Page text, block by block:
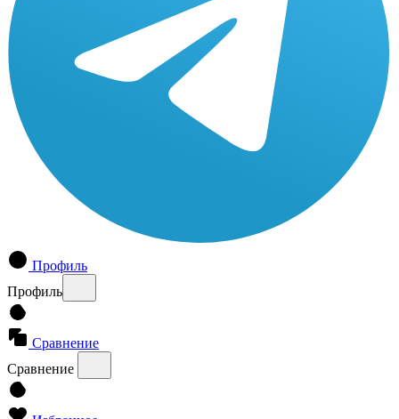
Профиль
Профиль
Сравнение
Сравнение